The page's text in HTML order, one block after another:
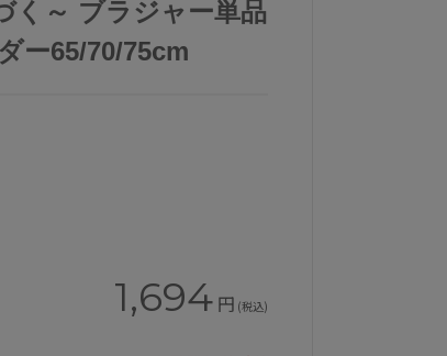
く～ ブラジャー単品
ー65/70/75cm
1,694 円 (税込)